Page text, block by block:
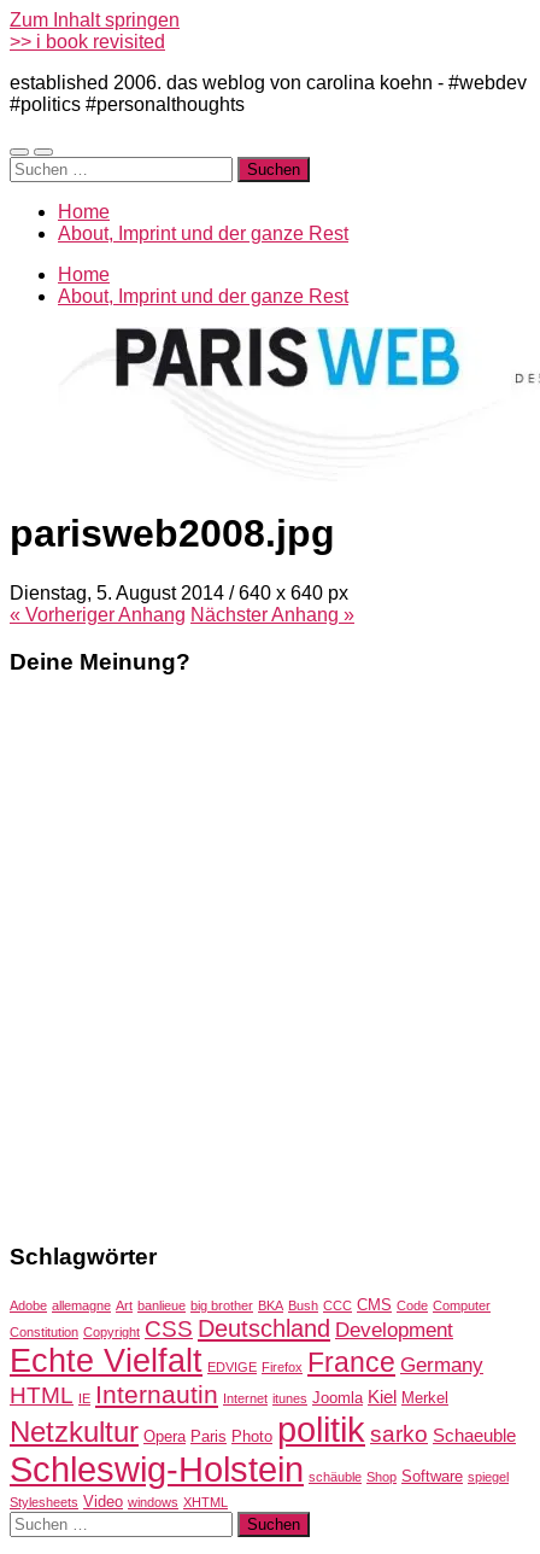
Zum Inhalt springen
>> i book revisited
established 2006. das weblog von carolina koehn - #webdev
#politics #personalthoughts
Mobile-
Menü
Suchfeld
ein-/ausblenden
Suchen
nach:
Home
About, Imprint und der ganze Rest
Home
About, Imprint und der ganze Rest
parisweb2008.jpg
Dienstag, 5. August 2014 /640 x 640 px
« VorherigerAnhang NächsterAnhang »
Deine Meinung?
Schlagwörter
Adobe allemagne Art banlieue big brother BKA Bush CCC CMS Code Computer
Constitution Copyright CSS Deutschland Development
Echte Vielfalt EDVIGE Firefox France Germany
HTML IE Internautin Internet itunes Joomla Kiel Merkel
Netzkultur Opera Paris Photo politik sarko Schaeuble
Schleswig-Holstein schäuble Shop Software spiegel
Stylesheets Video windows XHTML
Suchen
nach: